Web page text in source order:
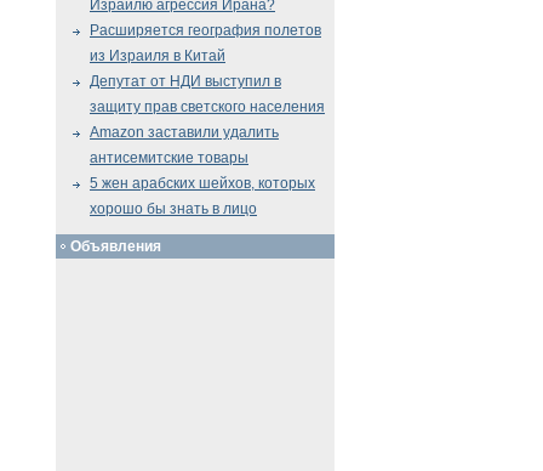
Израилю агрессия Ирана?
Расширяется география полетов
из Израиля в Китай
Депутат от НДИ выступил в
защиту прав светского населения
Amazon заставили удалить
антисемитские товары
5 жен арабских шейхов, которых
хорошо бы знать в лицо
Объявления